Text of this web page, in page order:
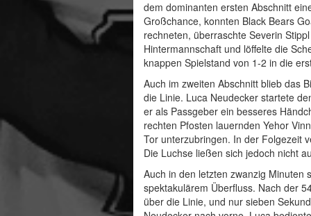
dem dominanten ersten Abschnitt
Großchance, konnten Black Bears
rechneten, überraschte Severin
Hintermannschaft und löffelte die
knappen Spielstand von 1-2 in die
Auch im zweiten Abschnitt blieb das
die Linie. Luca Neudecker startete
er als Passgeber ein besseres
rechten Pfosten lauernden Yehor
Tor unterzubringen. In der Folgezeit
Die Luchse ließen sich jedoch nicht
Auch in den letzten zwanzig Minuten
spektakulärem Überfluss. Nach der
über die Linie, und nur sieben